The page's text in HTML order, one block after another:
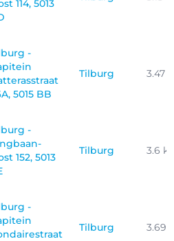
114, 5013
-
5015 BB
Tilburg 3.47
-
152, 5013
Tilburg 3.6
-
Tilburg 3.69